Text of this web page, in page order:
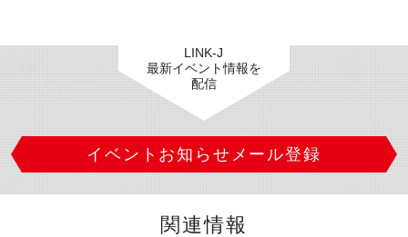
LINK-J
最新イベント情報を
配信
イベントお知らせメール登録
関連情報